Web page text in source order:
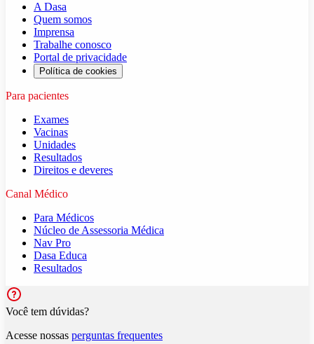
A Dasa
Quem somos
Imprensa
Trabalhe conosco
Portal de privacidade
Política de cookies
Para pacientes
Exames
Vacinas
Unidades
Resultados
Direitos e deveres
Canal Médico
Para Médicos
Núcleo de Assessoria Médica
Nav Pro
Dasa Educa
Resultados
Você tem dúvidas?
Acesse nossas perguntas frequentes